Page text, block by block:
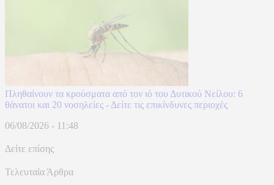
Πληθαίνουν τα κρούσματα από τον ιό του Δυτικού Νείλου: 6
θάνατοι και 20 νοσηλείες - Δείτε τις επικίνδυνες περιοχές
06/08/2026 - 11:48
Δείτε επίσης
Τελευταία Άρθρα